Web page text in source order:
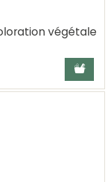
végétale
Ajouter